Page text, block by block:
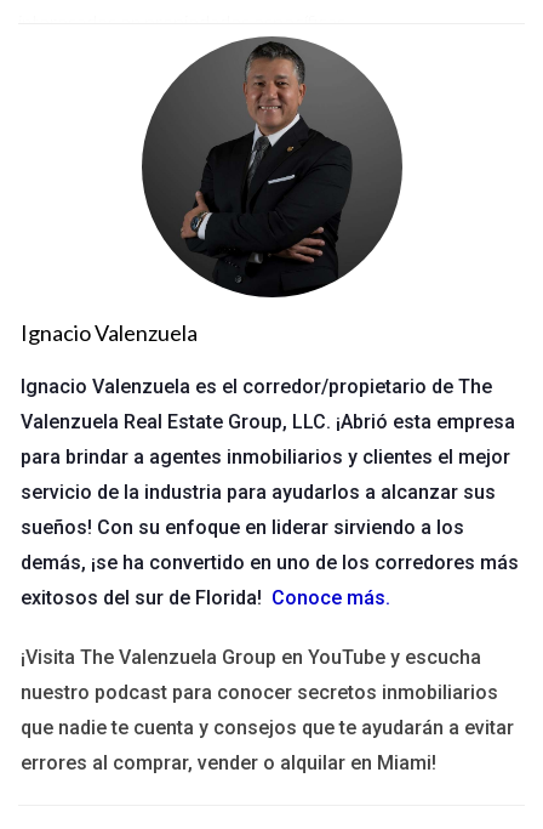
La inversión valió la pena. En solo seis meses, sus ventas
aumentaron un 30%. Esta estrategia no solo atrajo a nuevos
clientes, sino que también mejoró su reputación como
experto en el área.
LLÁMAME
clientes
Un segundo ejemplo es la gestión eficaz de relaciones con
clientes (CRM). Un grupo inmobiliario en Tampa implementó
un sistema CRM para realizar seguimiento a sus clientes
potenciales y actuales. Esto les permitió personalizar su
comunicación y mejorar su tasa de conversión.
Los resultados fueron evidentes. Al establecer un contacto
más rápido y mantener una alta satisfacción del cliente.
Considera implementar un sistema similar. Te
sorprenderá cómo puede transformar tus
Ignacio Valenzuela
Ignacio Valenzuela es el corredor/propietario de The
Valenzuela Real Estate Group, LLC. ¡Abrió esta empresa
para brindar a agentes inmobiliarios y clientes el mejor
servicio de la industria para ayudarlos a alcanzar sus
sueños! Con su enfoque en liderar sirviendo a los
demás, ¡se ha convertido en uno de los corredores más
exitosos del sur de Florida! Conoce más.
¡Visita The Valenzuela Group en YouTube y escucha
nuestro podcast para conocer secretos inmobiliarios
que nadie te cuenta y consejos que te ayudarán a evitar
errores al comprar, vender o alquilar en Miami!